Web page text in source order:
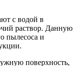
с водой в
раствор. Данную
пылесоса и
поверхность,